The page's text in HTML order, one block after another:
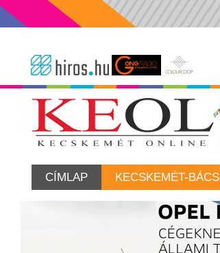
CÍMLAP KECSKEMÉT-BÁCS